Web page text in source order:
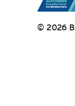
© 2026